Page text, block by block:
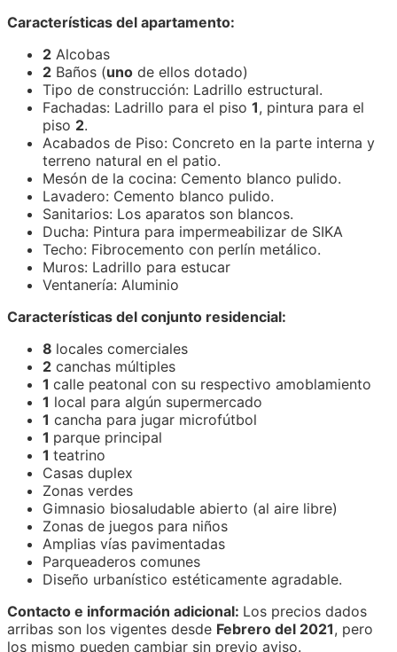
Características del apartamento:
2 Alcobas
2 Baños (uno de ellos dotado)
Tipo de construcción: Ladrillo estructural.
Fachadas: Ladrillo para el piso 1, pintura para el
piso 2.
Acabados de Piso: Concreto en la parte interna y
terreno natural en el patio.
Mesón de la cocina: Cemento blanco pulido.
Lavadero: Cemento blanco pulido.
Sanitarios: Los aparatos son blancos.
Ducha: Pintura para impermeabilizar de SIKA
Techo: Fibrocemento con perlín metálico.
Muros: Ladrillo para estucar
Ventanería: Aluminio
Características del conjunto residencial:
8 locales comerciales
2 canchas múltiples
1 calle peatonal con su respectivo amoblamiento
1 local para algún supermercado
1 cancha para jugar microfútbol
1 parque principal
1 teatrino
Casas duplex
Zonas verdes
Gimnasio biosaludable abierto (al aire libre)
Zonas de juegos para niños
Amplias vías pavimentadas
Parqueaderos comunes
Diseño urbanístico estéticamente agradable.
Contacto e información adicional: Los precios dados
arribas son los vigentes desde Febrero del 2021, pero
los mismo pueden cambiar sin previo aviso.